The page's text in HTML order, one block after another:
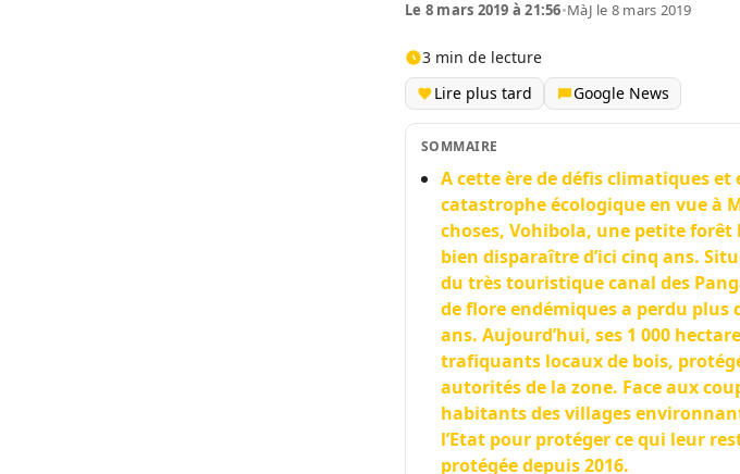
Le 8 mars 2019 à 21:56•MàJ le 8 mars 2019
3 min de lecture
Lire plus tard
Google News
SOMMAIRE
A cette ère de défis climatiques
catastrophe écologique en vue à
choses, Vohibola, une petite
bien disparaître d’ici cinq ans.
du très touristique canal des
de flore endémiques a perdu plus
ans. Aujourd’hui, ses 1 000
trafiquants locaux de bois,
autorités de la zone. Face aux
habitants des villages
l’Etat pour protéger ce qui leur
protégée depuis 2016.